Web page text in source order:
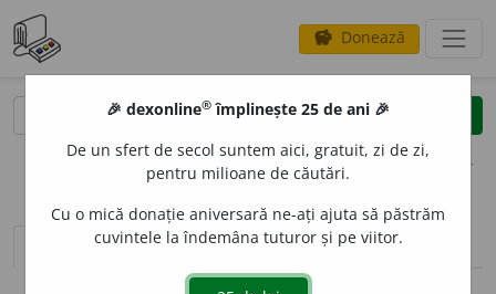
savings Donează
clear
opțiuni
sinteza definițiilor (1) definiții (1) declinări
🎉 dexonline® împlinește 25 de ani 🎉
De un sfert de secol suntem aici, gratuit, zi de zi,
pentru milioane de căutări.
Cu o mică donație aniversară ne-ați ajuta să păstrăm
cuvintele la îndemâna tuturor și pe viitor.